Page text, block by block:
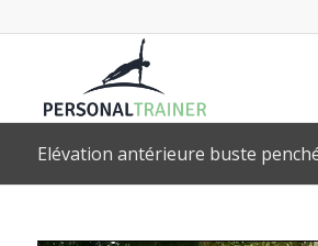
Elévation antérieure buste